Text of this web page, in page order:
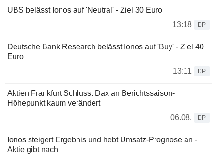
UBS belässt Ionos auf 'Neutral' - Ziel 30 Euro
13:18
DP
Deutsche Bank Research belässt Ionos auf 'Buy' - Ziel 40
Euro
13:11
DP
Aktien Frankfurt Schluss: Dax an Berichtssaison-
Höhepunkt kaum verändert
06.08.
DP
Ionos steigert Ergebnis und hebt Umsatz-Prognose an -
Aktie gibt nach